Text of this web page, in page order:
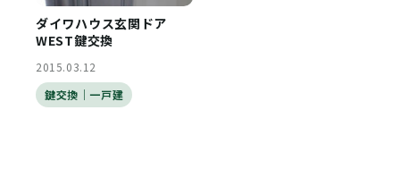
ダイワハウス玄関ドア
WEST鍵交換
2015.03.12
鍵交換｜一戸建